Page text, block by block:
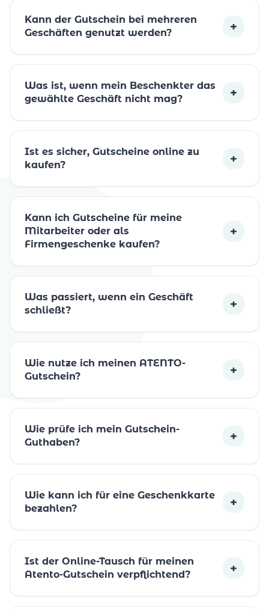
Kann der Gutschein bei mehreren
Geschäften genutzt werden?
+
Was ist, wenn mein Beschenkter das
gewählte Geschäft nicht mag?
+
Ist es sicher, Gutscheine online zu
kaufen?
+
Kann ich Gutscheine für meine
Mitarbeiter oder als
Firmengeschenke kaufen?
+
Was passiert, wenn ein Geschäft
schließt?
+
Wie nutze ich meinen ATENTO-
Gutschein?
+
Wie prüfe ich mein Gutschein-
Guthaben?
+
Wie kann ich für eine Geschenkkarte
bezahlen?
+
Ist der Online-Tausch für meinen
Atento-Gutschein verpflichtend?
+